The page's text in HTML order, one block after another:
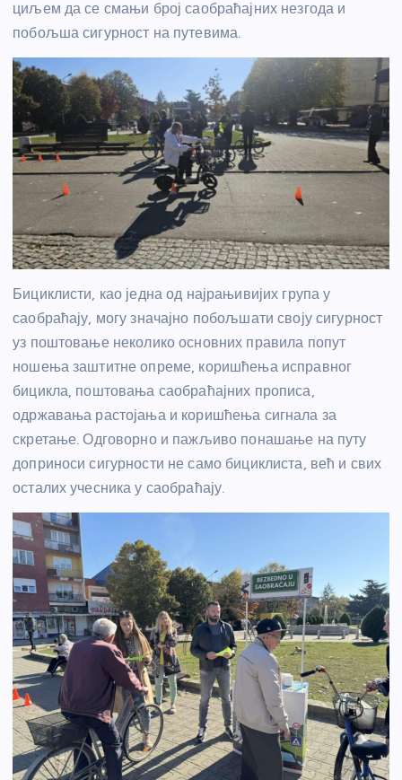
циљем да се смањи број саобраћајних незгода и
побољша сигурност на путевима.
Бициклисти, као једна од најрањивијих група у
саобраћају, могу значајно побољшати своју сигурност
уз поштовање неколико основних правила попут
ношења заштитне опреме, коришћења исправног
бицикла, поштовања саобраћајних прописа,
одржавања растојања и коришћења сигнала за
скретање. Одговорно и пажљиво понашање на путу
доприноси сигурности не само бициклиста, већ и свих
осталих учесника у саобраћају.